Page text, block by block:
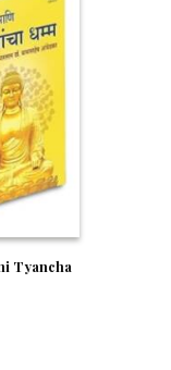
Tyancha